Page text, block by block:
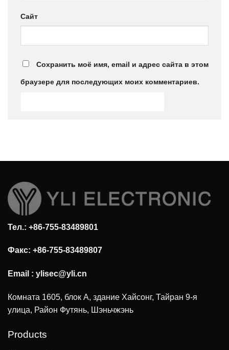
Сайт
Сохранить моё имя, email и адрес сайта в этом
браузере для последующих моих комментариев.
Тел.: +86-755-83489801
Факс: +86-755-83489807
Email : ylisec@yli.cn
Комната 1605, блок А, здание Хайсонг, Тайран 9-я
улица, Район Футянь, Шэньчжэнь
Products